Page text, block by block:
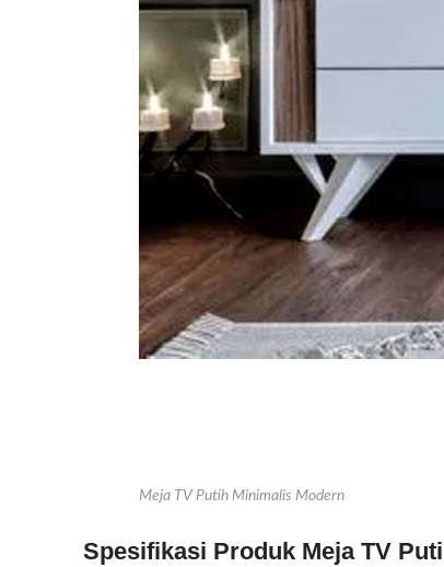
Meja TV Putih Minimalis Modern
Spesifikasi Produk Meja TV